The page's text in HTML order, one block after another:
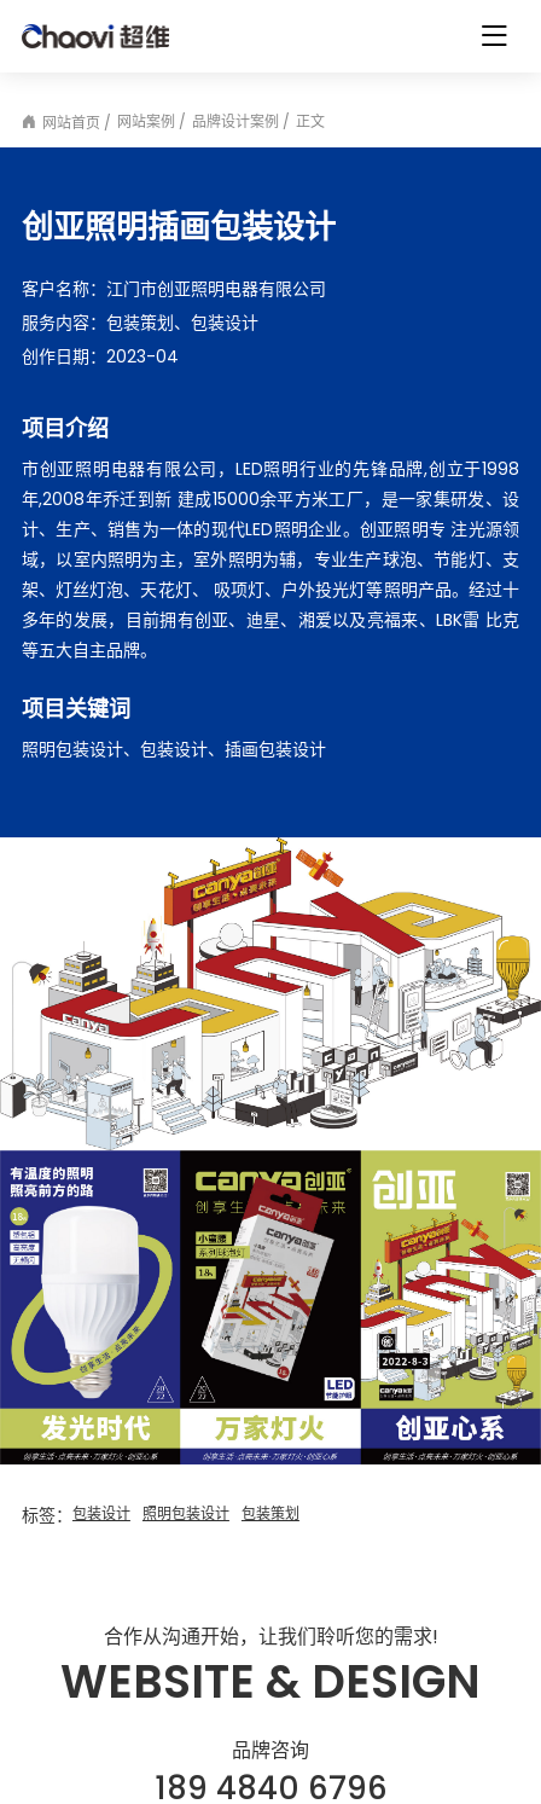
网站首页 网站案例 品牌设计案例 正文
创亚照明插画包装设计
客户名称： 江门市创亚照明电器有限公司
服务内容： 包装策划、包装设计
创作日期： 2023-04
项目介绍
市创亚照明电器有限公司，LED照明行业的先锋品牌,创立于1998
年,2008年乔迁到新 建成15000余平方米工厂，是一家集研发、设
计、生产、销售为一体的现代LED照明企业。创亚照明专 注光源领
域，以室内照明为主，室外照明为辅，专业生产球泡、节能灯、支
架、灯丝灯泡、天花灯、 吸项灯、户外投光灯等照明产品。经过十
多年的发展，目前拥有创亚、迪星、湘爱以及亮福来、LBK雷 比克
等五大自主品牌。
项目关键词
照明包装设计、 包装设计、 插画包装设计
标签： 包装设计 照明包装设计 包装策划
合作从沟通开始，让我们聆听您的需求!
WEBSITE & DESIGN
品牌咨询
189 4840 6796